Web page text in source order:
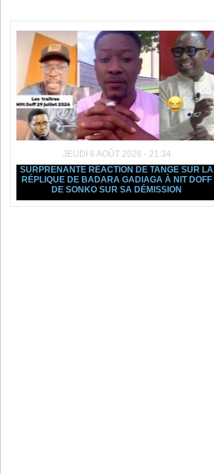
JEUDI 6 AOÛT 2026 - 21:34
SURPRENANTE RÉACTION DE TANGE SUR LA
RÉPLIQUE DE BADARA GADIAGA À NIT DOFF
DE SONKO SUR SA DÉMISSION